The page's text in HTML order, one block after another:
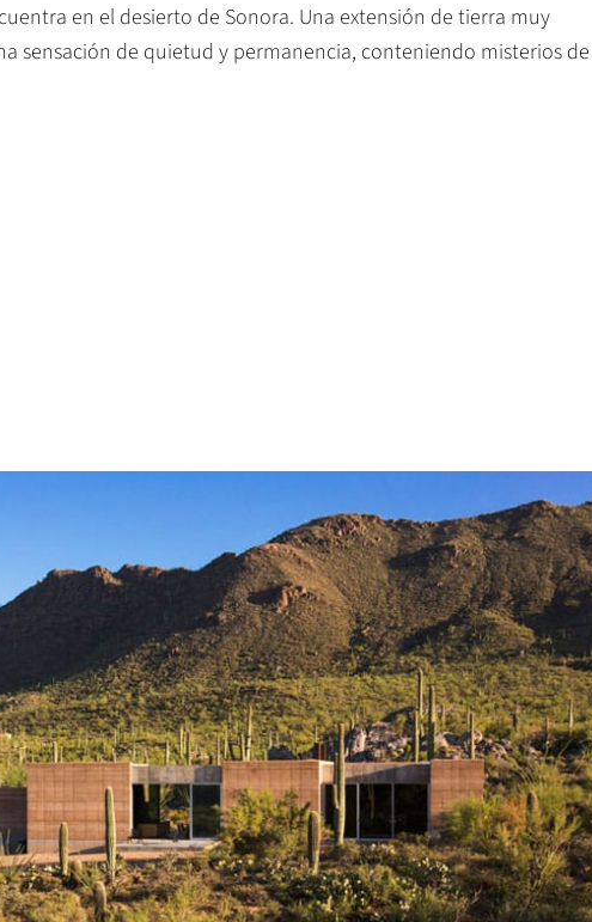
en el desierto de Sonora. Una extensión de tierra muy
sensación de quietud y permanencia, conteniendo misterios de